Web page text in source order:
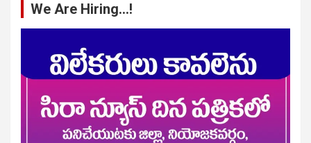
We Are Hiring…!